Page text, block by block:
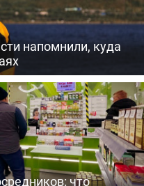
напомнили, куда
что